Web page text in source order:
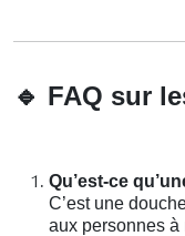
🔹 FAQ sur
Qu’est-ce
C’est une
aux personnes à